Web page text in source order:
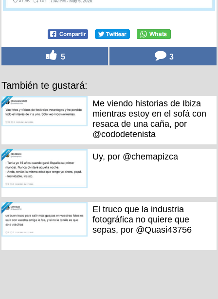
5 3
También te gustará:
Me viendo historias de Ibiza
mientras estoy en el sofá con
resaca de una caña, por
@cododetenista
Uy, por @chemapizca
El truco que la industria
fotográfica no quiere que
sepas, por @Quasi43756